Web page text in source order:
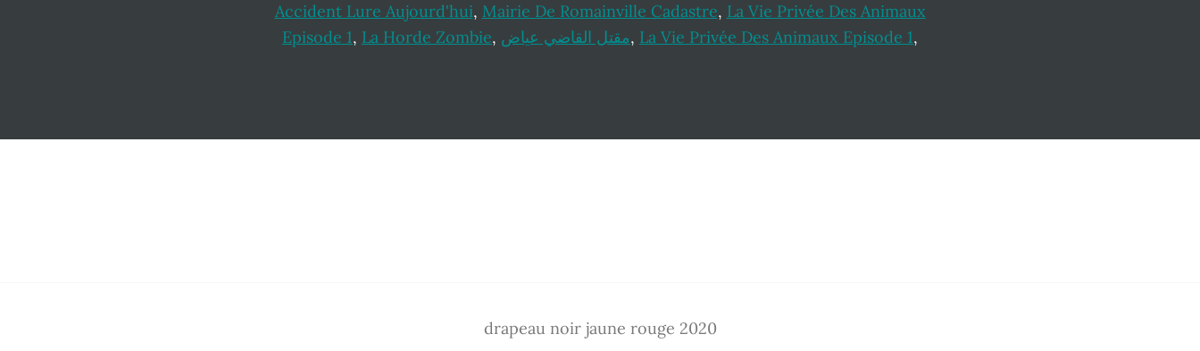
Accident Lure Aujourd'hui, Mairie De Romainville Cadastre, La Vie Privée Des Animaux
Episode 1, La Horde Zombie, مقتل القاضي عياض, La Vie Privée Des Animaux Episode 1,
drapeau noir jaune rouge 2020